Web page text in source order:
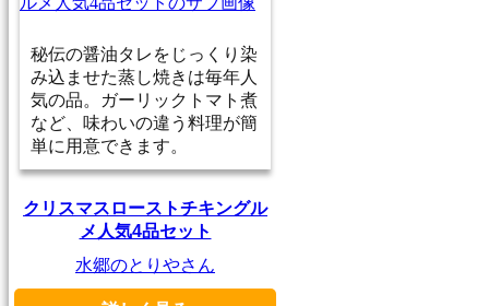
秘伝の醤油タレをじっくり染
み込ませた蒸し焼きは毎年人
気の品。ガーリックトマト煮
など、味わいの違う料理が簡
単に用意できます。
クリスマスローストチキングル
メ人気4品セット
水郷のとりやさん